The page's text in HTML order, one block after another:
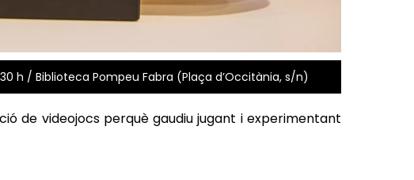
h / Biblioteca Pompeu Fabra (Plaça d’Occitània, s/n)
de videojocs perquè gaudiu jugant i experimentant